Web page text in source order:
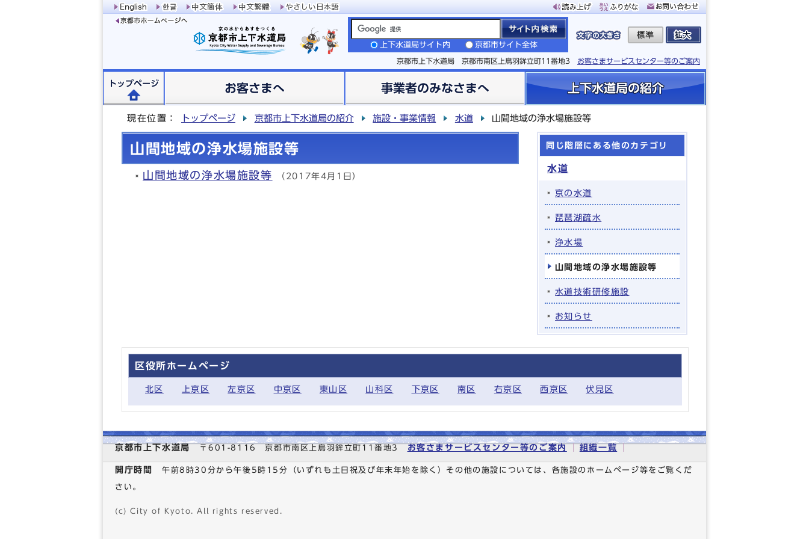
上下水道局サイト内 京都市サイト全体
京都市上下水道局 京都市南区上鳥羽鉾立町11番地3 お客さまサービスセンター等のご案内
トップページ お客さまへ 事業者のみなさまへ 上下水道局の紹介
現在位置： トップページ 京都市上下水道局の紹介 施設・事業情報 水道 山間地域の浄水場施設等
山間地域の浄水場施設等
山間地域の浄水場施設等 （2017年4月1日）
同じ階層にある他のカテゴリ
水道
京の水道
琵琶湖疏水
浄水場
山間地域の浄水場施設等
水道技術研修施設
お知らせ
区役所ホームページ
北区 上京区 左京区 中京区 東山区 山科区 下京区 南区 右京区 西京区 伏見区
京都市上下水道局 〒601-8116 京都市南区上鳥羽鉾立町11番地3 お客さまサービスセンター等のご案内 組織一覧
開庁時間 午前8時30分から午後5時15分（いずれも土日祝及び年末年始を除く）その他の施設については、各施設のホームページ等をご覧くだ
さい。
(c) City of Kyoto. All rights reserved.